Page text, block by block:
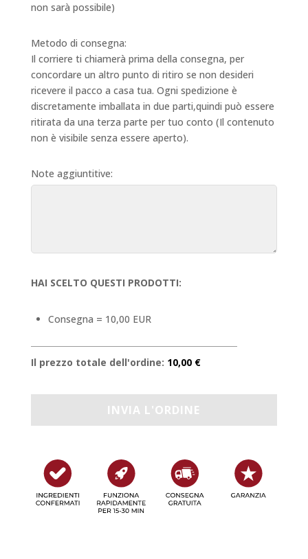
non sarà possibile)
Metodo di consegna:
Il corriere ti chiamerà prima della consegna, per
concordare un altro punto di ritiro se non desideri
ricevere il pacco a casa tua. Ogni spedizione è
discretamente imballata in due parti,quindi può essere
ritirata da una terza parte per tuo conto (Il contenuto
non è visibile senza essere aperto).
Note aggiuntitive:
HAI SCELTO QUESTI PRODOTTI:
Consegna = 10,00 EUR
Il prezzo totale dell'ordine: 10,00 €